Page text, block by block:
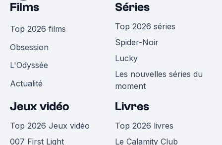
Films
Top 2026 films
Obsession
L'Odyssée
Actualité
Séries
Top 2026 séries
Spider-Noir
Lucky
Les nouvelles séries du
moment
Jeux vidéo
Top 2026 Jeux vidéo
007 First Light
Livres
Top 2026 livres
Le Calamity Club